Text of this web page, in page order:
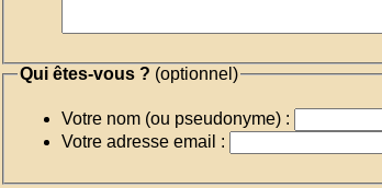
Qui êtes-vous ? (optionnel)
Votre nom (ou pseudonyme) :
Votre adresse email :